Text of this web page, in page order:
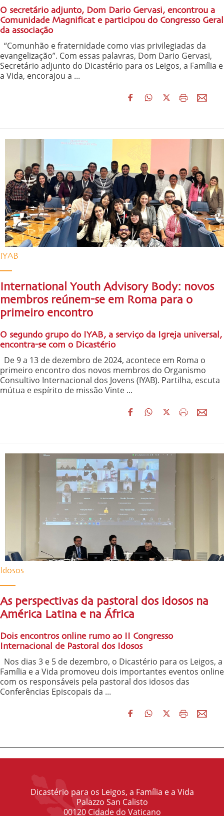
O secretário adjunto, Dom Dario Gervasi, encontrou a
Comunidade Magnificat e participou do Congresso Geral
da associação
“Comunhão e fraternidade como vias privilegiadas da
evangelização”. Com essas palavras, Dom Dario Gervasi,
Secretário adjunto do Dicastério para os Leigos, a Família e
a Vida, encorajou a ...
IYAB
International Youth Advisory Body: novos
membros reúnem-se em Roma para o
primeiro encontro
O segundo grupo do IYAB, a serviço da Igreja universal,
encontra-se com o Dicastério
De 9 a 13 de dezembro de 2024, acontece em Roma o
primeiro encontro dos novos membros do Organismo
Consultivo Internacional dos Jovens (IYAB). Partilha, escuta
mútua e espírito de missão Vinte ...
Idosos
As perspectivas da pastoral dos idosos na
América Latina e na África
Dois encontros online rumo ao II Congresso
Internacional de Pastoral dos Idosos
Nos dias 3 e 5 de dezembro, o Dicastério para os Leigos, a
Família e a Vida promoveu dois importantes eventos online
com os responsáveis pela pastoral dos idosos das
Conferências Episcopais da ...
Dicastério para os Leigos, a Família e a Vida
Palazzo San Calisto
00120 Cidade do Vaticano